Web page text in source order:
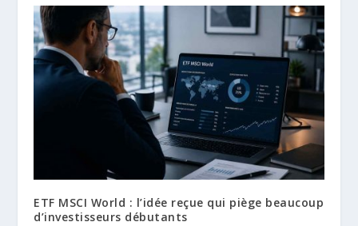
ETF MSCI World : l’idée reçue qui piège beaucoup
d’investisseurs débutants